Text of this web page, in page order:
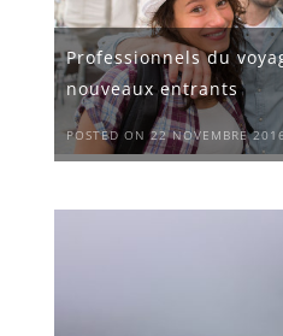
Professionnels du
nouveaux entrants
POSTED ON 22 NOVEMBRE 2016